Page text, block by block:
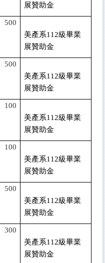
展贊助金
500
美產系112級畢業
展贊助金
500
美產系112級畢業
展贊助金
100
美產系112級畢業
展贊助金
100
美產系112級畢業
展贊助金
500
美產系112級畢業
展贊助金
300
美產系112級畢業
展贊助金